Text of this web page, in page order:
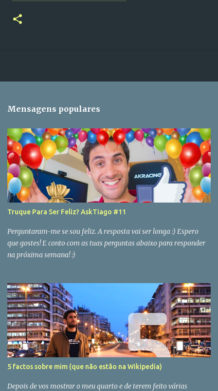
Mensagens populares
Truque Para Ser Feliz? AskTiago #11
Perguntaram-me se sou feliz. A resposta vai ser longa :) Espero
que gostes! E conto com as tuas perguntas abaixo para responder
na próxima semana! :)
5 factos sobre mim (que não estão na Wikipedia)
Depois de vos mostrar o meu quarto e de terem feito várias